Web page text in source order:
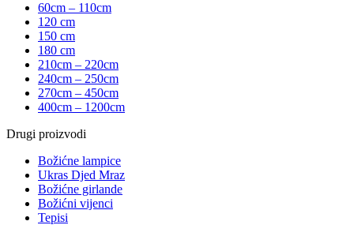
60cm – 110cm
120 cm
150 cm
180 cm
210cm – 220cm
240cm – 250cm
270cm – 450cm
400cm – 1200cm
Drugi proizvodi
Božićne lampice
Ukras Djed Mraz
Božićne girlande
Božićni vijenci
Tepisi